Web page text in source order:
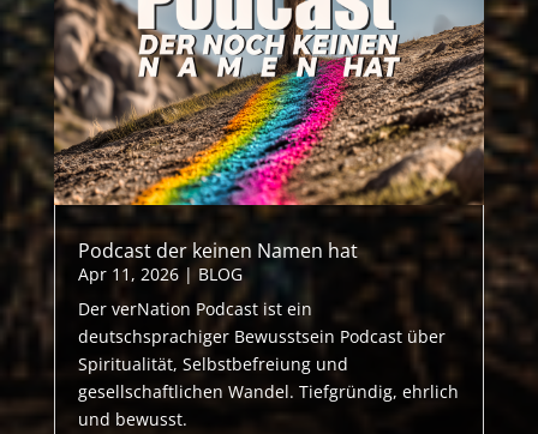
Podcast der keinen Namen hat
Apr 11, 2026| BLOG
Der verNation Podcast ist ein
deutschsprachiger Bewusstsein Podcast über
Spiritualität, Selbstbefreiung und
gesellschaftlichen Wandel. Tiefgründig, ehrlich
und bewusst.